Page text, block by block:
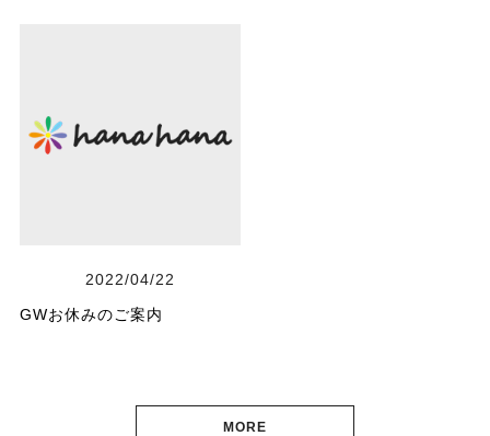
2022/04/22
GWお休みのご案内
MORE